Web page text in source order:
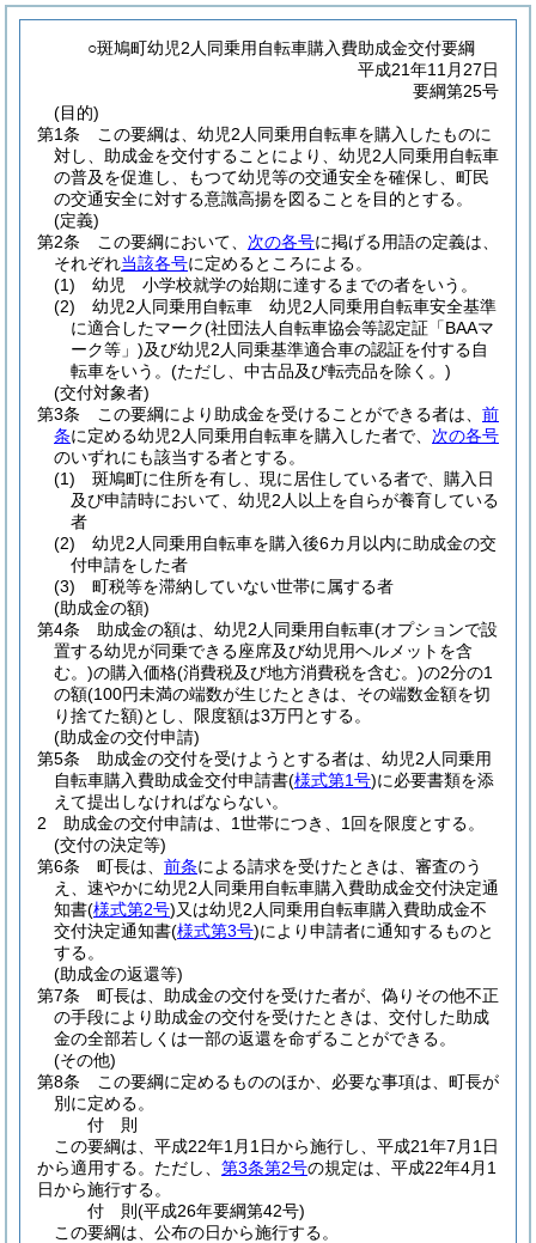
○斑鳩町幼児2人同乗用自転車購入費助成金交付要綱
平成21年11月27日
要綱第25号
(目的)
第1条
この要綱は、幼児2人同乗用自転車を購入したものに
対し、助成金を交付することにより、幼児2人同乗用自転車
の普及を促進し、もつて幼児等の交通安全を確保し、町民
の交通安全に対する意識高揚を図ることを目的とする。
(定義)
第2条
この要綱において、 次の各号に掲げる用語の定義は、
それぞれ当該各号に定めるところによる。
(1)
幼児 小学校就学の始期に達するまでの者をいう。
(2)
幼児2人同乗用自転車 幼児2人同乗用自転車安全基準
に適合したマーク(社団法人自転車協会等認定証「BAAマ
ーク等」)及び幼児2人同乗基準適合車の認証を付する自
転車をいう。 (ただし、中古品及び転売品を除く。)
(交付対象者)
第3条
この要綱により助成金を受けることができる者は、 前
条に定める幼児2人同乗用自転車を購入した者で、 次の各号
のいずれにも該当する者とする。
(1)
斑鳩町に住所を有し、現に居住している者で、購入日
及び申請時において、幼児2人以上を自らが養育している
者
(2)
幼児2人同乗用自転車を購入後6カ月以内に助成金の交
付申請をした者
(3)
町税等を滞納していない世帯に属する者
(助成金の額)
第4条
助成金の額は、幼児2人同乗用自転車(オプションで設
置する幼児が同乗できる座席及び幼児用ヘルメットを含
む。)の購入価格(消費税及び地方消費税を含む。)の2分の1
の額(100円未満の端数が生じたときは、その端数金額を切
り捨てた額)とし、限度額は3万円とする。
(助成金の交付申請)
第5条
助成金の交付を受けようとする者は、幼児2人同乗用
自転車購入費助成金交付申請書(様式第1号)に必要書類を添
えて提出しなければならない。
2
助成金の交付申請は、1世帯につき、1回を限度とする。
(交付の決定等)
第6条
町長は、 前条による請求を受けたときは、審査のう
え、速やかに幼児2人同乗用自転車購入費助成金交付決定通
知書(様式第2号)又は幼児2人同乗用自転車購入費助成金不
交付決定通知書(様式第3号)により申請者に通知するものと
する。
(助成金の返還等)
第7条
町長は、助成金の交付を受けた者が、偽りその他不正
の手段により助成金の交付を受けたときは、交付した助成
金の全部若しくは一部の返還を命ずることができる。
(その他)
第8条
この要綱に定めるもののほか、必要な事項は、町長が
別に定める。
付 則
この要綱は、平成22年1月1日から施行し、平成21年7月1日
から適用する。 ただし、 第3条第2号の規定は、平成22年4月1
日から施行する。
付 則(平成26年要綱第42号)
この要綱は、公布の日から施行する。